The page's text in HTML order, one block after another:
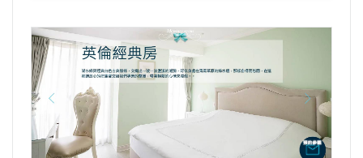
高貴典雅的新古典風房型，沈浸在藝術的國
坪數8.5坪
Panasonic LED電視
大金獨立冷暖空調
浴室暖風機